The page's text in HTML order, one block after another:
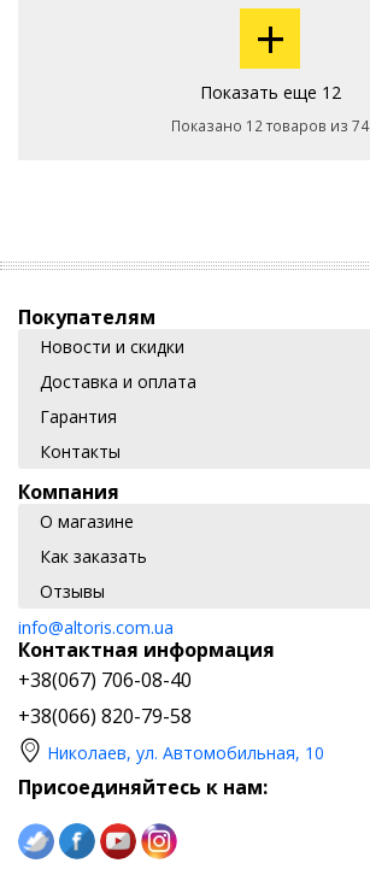
+
Показать еще 12
Показано 12 товаров из 74
Покупателям
Новости и скидки
Доставка и оплата
Гарантия
Контакты
Компания
О магазине
Как заказать
Отзывы
info@altoris.com.ua
Контактная информация
+38(067) 706-08-40
+38(066) 820-79-58
Николаев, ул. Автомобильная, 10
Присоединяйтесь к нам: